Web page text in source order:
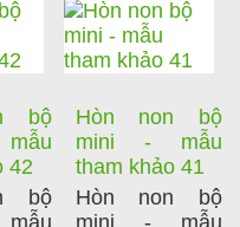
bộ
42
bộ
Hòn non bộ
mini - mẫu
tham khảo 41
Hòn non bộ
mini - mẫu